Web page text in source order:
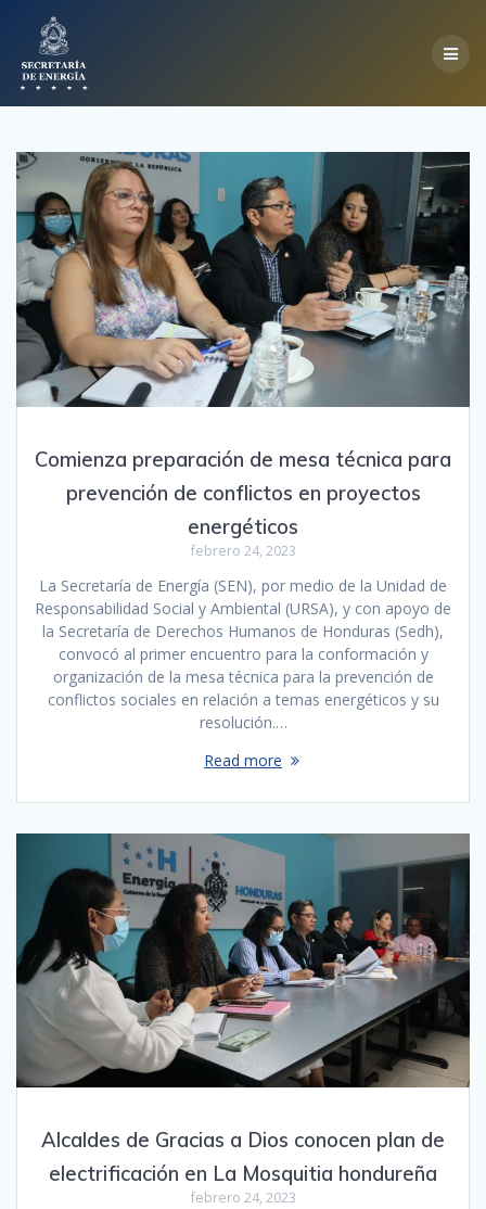
Comienza preparación de mesa técnica para
prevención de conflictos en proyectos
energéticos
febrero 24, 2023
La Secretaría de Energía (SEN), por medio de la Unidad de
Responsabilidad Social y Ambiental (URSA), y con apoyo de
la Secretaría de Derechos Humanos de Honduras (Sedh),
convocó al primer encuentro para la conformación y
organización de la mesa técnica para la prevención de
conflictos sociales en relación a temas energéticos y su
resolución.…
Read more
Alcaldes de Gracias a Dios conocen plan de
electrificación en La Mosquitia hondureña
febrero 24, 2023